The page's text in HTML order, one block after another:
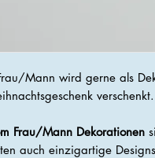
Mann wird gerne als
verschenkt.
Frau/Mann Dekorationen
auch einzigartige